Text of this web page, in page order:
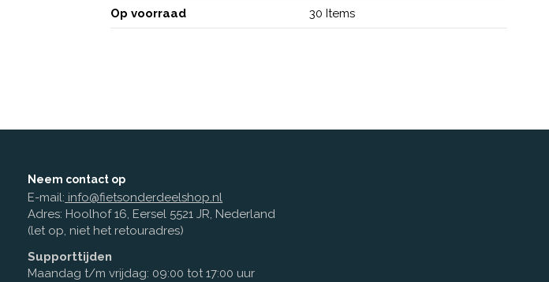
Op voorraad 30 Items
Neem contact op
E-mail: info@fietsonderdeelshop.nl
Adres: Hoolhof 16, Eersel 5521 JR, Nederland
(let op, niet het retouradres)
Supporttijden
Maandag t/m vrijdag: 09:00 tot 17:00 uur